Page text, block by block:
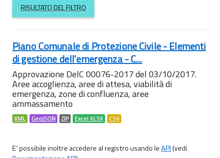
RISULTATO DEL FILTRO
Piano Comunale di Protezione Civile - Elementi
di gestione dell'emergenza - C...
Approvazione DelC 00076-2017 del 03/10/2017.
Aree accoglienza, aree di attesa, viabilità di
emergenza, zone di confluenza, aree
ammassamento
KML GeoJSON ZIP Excel XLSX CSV
E' possibile inoltre accedere al registro usando leAPI(vedi